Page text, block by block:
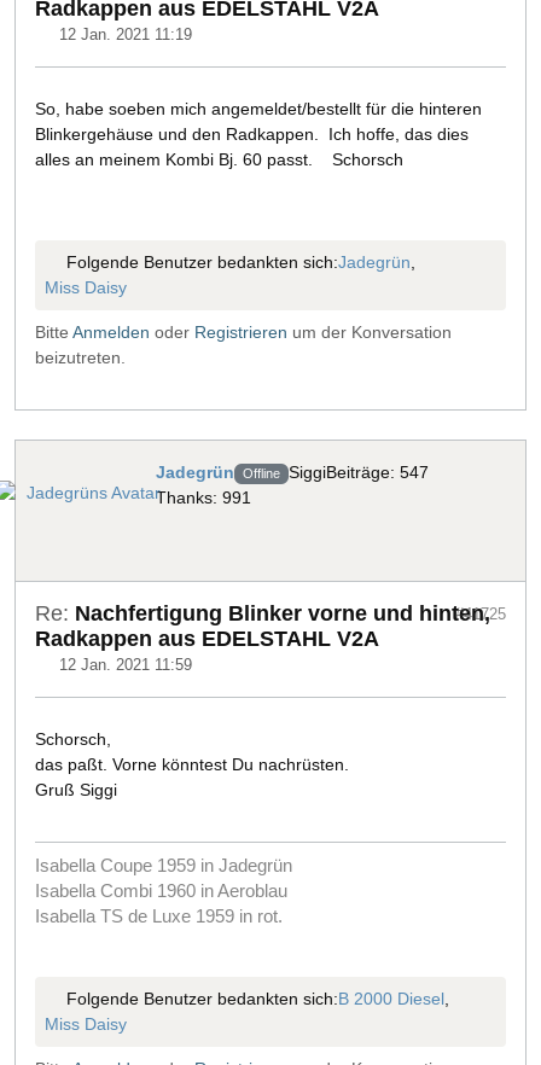
Radkappen aus EDELSTAHL V2A
12 Jan. 2021 11:19
So, habe soeben mich angemeldet/bestellt für die hinteren
Blinkergehäuse und den Radkappen. Ich hoffe, das dies
alles an meinem Kombi Bj. 60 passt. Schorsch
Folgende Benutzer bedankten sich:Jadegrün,
Miss Daisy
Bitte Anmelden oder Registrieren um der Konversation
beizutreten.
Jadegrün Offline SiggiBeiträge: 547
Thanks: 991
Re: Nachfertigung Blinker vorne und hinten,
Radkappen aus EDELSTAHL V2A
12 Jan. 2021 11:59
#41725
Schorsch,
das paßt. Vorne könntest Du nachrüsten.
Gruß Siggi
Isabella Coupe 1959 in Jadegrün
Isabella Combi 1960 in Aeroblau
Isabella TS de Luxe 1959 in rot.
Folgende Benutzer bedankten sich:B 2000 Diesel,
Miss Daisy